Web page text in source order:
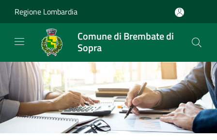
Regione Lombardia
Comune di Brembate di
Sopra